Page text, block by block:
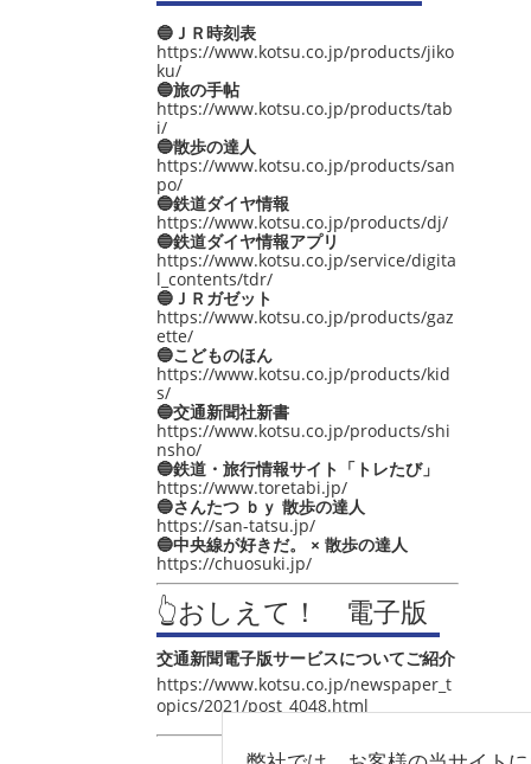
🔵ＪＲ時刻表
https://www.kotsu.co.jp/products/jiko
ku/
🔵旅の手帖
https://www.kotsu.co.jp/products/tab
i/
🔵散歩の達人
https://www.kotsu.co.jp/products/san
po/
🔵鉄道ダイヤ情報
https://www.kotsu.co.jp/products/dj/
🔵鉄道ダイヤ情報アプリ
https://www.kotsu.co.jp/service/digita
l_contents/tdr/
🔵ＪＲガゼット
https://www.kotsu.co.jp/products/gaz
ette/
🔵こどものほん
https://www.kotsu.co.jp/products/kid
s/
🔵交通新聞社新書
https://www.kotsu.co.jp/products/shi
nsho/
🔵鉄道・旅行情報サイト「トレたび」
https://www.toretabi.jp/
🔵さんたつ ｂｙ 散歩の達人
https://san-tatsu.jp/
🔵中央線が好きだ。 × 散歩の達人
https://chuosuki.jp/
👆おしえて！ 電子版
交通新聞電子版サービスについてご紹介
https://www.kotsu.co.jp/newspaper_t
opics/2021/post_4048.html